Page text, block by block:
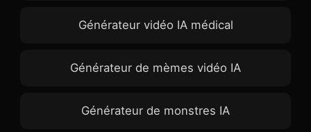
Générateur vidéo IA médical
Générateur de mèmes vidéo IA
Générateur de monstres IA